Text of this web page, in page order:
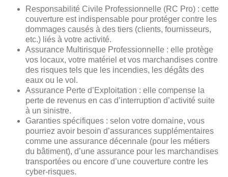
Responsabilité Civile Professionnelle (RC Pro) : cette
couverture est indispensable pour protéger contre les
dommages causés à des tiers (clients, fournisseurs,
etc.) liés à votre activité.
Assurance Multirisque Professionnelle : elle protège
vos locaux, votre matériel et vos marchandises contre
des risques tels que les incendies, les dégâts des
eaux ou le vol.
Assurance Perte d’Exploitation : elle compense la
perte de revenus en cas d’interruption d’activité suite
à un sinistre.
Garanties spécifiques : selon votre domaine, vous
pourriez avoir besoin d’assurances supplémentaires
comme une assurance décennale (pour les métiers
du bâtiment), d’une assurance pour les marchandises
transportées ou encore d’une couverture contre les
cyber-risques.